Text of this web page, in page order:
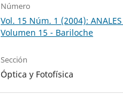
Número
Vol. 15 Núm. 1 (2004): ANALES
Volumen 15 - Bariloche
Sección
Óptica y Fotofísica